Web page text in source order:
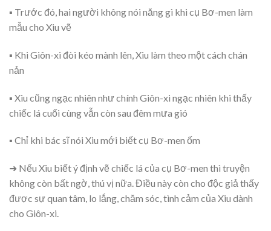
▪ Trước đó, hai người không nói năng gì khi cụ Bơ-men làm
mẫu cho Xiu vẽ
▪ Khi Giôn-xi đòi kéo mành lên, Xiu làm theo một cách chán
nản
▪ Xiu cũng ngạc nhiên như chính Giôn-xi ngạc nhiên khi thấy
chiếc lá cuối cùng vẫn còn sau đêm mưa gió
▪ Chỉ khi bác sĩ nói Xiu mới biết cụ Bơ-men ốm
➜ Nếu Xiu biết ý định vẽ chiếc lá của cụ Bơ-men thì truyện
không còn bất ngờ, thú vị nữa. Điều này còn cho độc giả thấy
được sự quan tâm, lo lắng, chăm sóc, tình cảm của Xiu dành
cho Giôn-xi.